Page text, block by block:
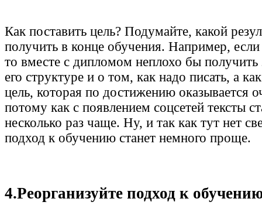
Как поставить цель? Подумайте, какой
получить в конце обучения. Например,
то вместе с дипломом неплохо бы получить
его структуре и о том, как надо писать, а
цель, которая по достижению оказывается
потому как с появлением соцсетей тексты
несколько раз чаще. Ну, и так как тут нет
подход к обучению станет немного проще.
4.Реорганизуйте подход к